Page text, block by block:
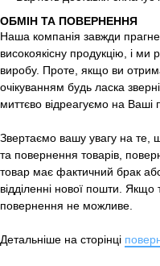
ОБМІН ТА ПОВЕРНЕННЯ
Наша компанія завжди
високоякісну продукцію, і ми
виробу. Проте, якщо ви
очікуванням будь ласка
миттєво відреагуємо на Ваші
Звертаємо вашу увагу на те,
та повернення товарів,
товар має фактичний брак
відділенні нової пошти. Якщо
повернення не можливе.
Детальніше на сторінці